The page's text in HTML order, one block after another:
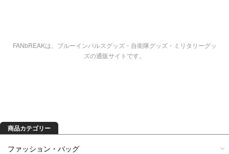
FANbREAKは、ブルーインパルスグッズ・自衛隊グッズ・ミリタリーグッ
ズの通販サイトです。
商品カテゴリー
ファッション・バッグ